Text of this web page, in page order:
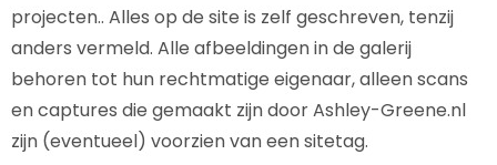
projecten.. Alles op de site is zelf geschreven, tenzij
anders vermeld. Alle afbeeldingen in de galerij
behoren tot hun rechtmatige eigenaar, alleen scans
en captures die gemaakt zijn door Ashley-Greene.nl
zijn (eventueel) voorzien van een sitetag.